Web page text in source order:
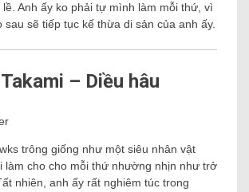
lề. Anh ấy ko phải tự mình làm mỗi thứ, vì
sau sẽ tiếp tục kế thừa di sản của anh ấy.
– Diều hâu
trông giống như một siêu nhân vật
làm cho cho mỗi thứ nhường nhịn như trở
nhiên, anh ấy rất nghiêm túc trong